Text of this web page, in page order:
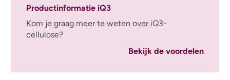
Productinformatie iQ3
Kom je graag meer te weten over iQ3-
cellulose?
Bekijk de voordelen